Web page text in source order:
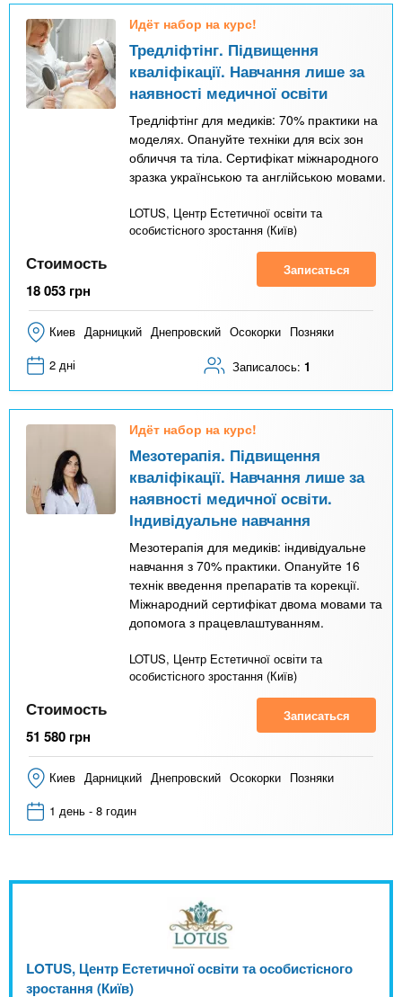
Идёт набор на курс!
Тредліфтінг. Підвищення
кваліфікації. Навчання лише за
наявності медичної освіти
Тредліфтінг для медиків: 70% практики на
моделях. Опануйте техніки для всіх зон
обличчя та тіла. Сертифікат міжнародного
зразка українською та англійською мовами.
LOTUS, Центр Естетичної освіти та
особистісного зростання (Київ)
Стоимость
18 053 грн
Записаться
Киев Дарницкий Днепровский Осокорки Позняки
2 дні
Записалось: 1
Идёт набор на курс!
Мезотерапія. Підвищення
кваліфікації. Навчання лише за
наявності медичної освіти.
Індивідуальне навчання
Мезотерапія для медиків: індивідуальне
навчання з 70% практики. Опануйте 16
технік введення препаратів та корекції.
Міжнародний сертифікат двома мовами та
допомога з працевлаштуванням.
LOTUS, Центр Естетичної освіти та
особистісного зростання (Київ)
Стоимость
51 580 грн
Записаться
Киев Дарницкий Днепровский Осокорки Позняки
1 день - 8 годин
LOTUS, Центр Естетичної освіти та особистісного
зростання (Київ)